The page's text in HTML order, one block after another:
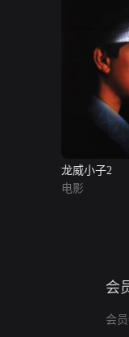
龙威小子2
电影
会
会